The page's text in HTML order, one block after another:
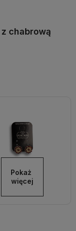
chabrową
Pokaż
więcej